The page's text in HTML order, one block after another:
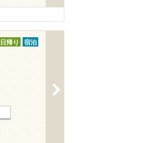
日帰り 宿泊